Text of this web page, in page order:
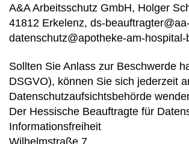
A&A Arbeitsschutz GmbH, Holger
41812 Erkelenz, ds-
datenschutz@apotheke-am-
Sollten Sie Anlass zur Beschwerde
DSGVO), können Sie sich jederzeit
Datenschutzaufsichtsbehörde
Der Hessische Beauftragte für
Informationsfreiheit
Wilhelmstraße 7